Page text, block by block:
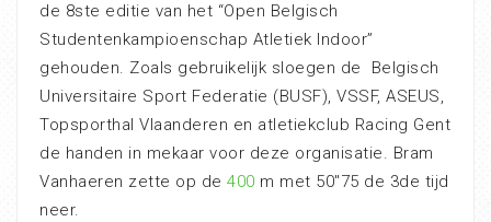
de 8ste editie van het “Open Belgisch
Studentenkampioenschap Atletiek Indoor”
gehouden. Zoals gebruikelijk sloegen de Belgisch
Universitaire Sport Federatie (BUSF), VSSF, ASEUS,
Topsporthal Vlaanderen en atletiekclub Racing Gent
de handen in mekaar voor deze organisatie. Bram
Vanhaeren zette op de 400 m met 50″75 de 3de tijd
neer.